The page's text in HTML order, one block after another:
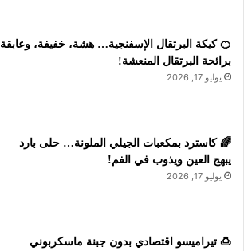
🍊 كيكة البرتقال الإسفنجية… هشة، خفيفة، وعابقة
برائحة البرتقال المنعشة!
يوليو 17, 2026
🌈 كاسترد بمكعبات الجيلي الملونة… حلى بارد
يبهج العين ويذوب في الفم!
يوليو 17, 2026
🍮 تيراميسو اقتصادي بدون جبنة ماسكربوني